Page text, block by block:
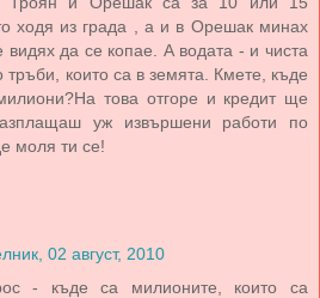
ходя из града , а и в Орешак минах
видях да се копае. А водата - и чиста
които са в земята. Кмете, къде
това отгоре и кредит ще
уж извършени работи по
моля ти се!
02 август, 2010
- къде са милионите, които са